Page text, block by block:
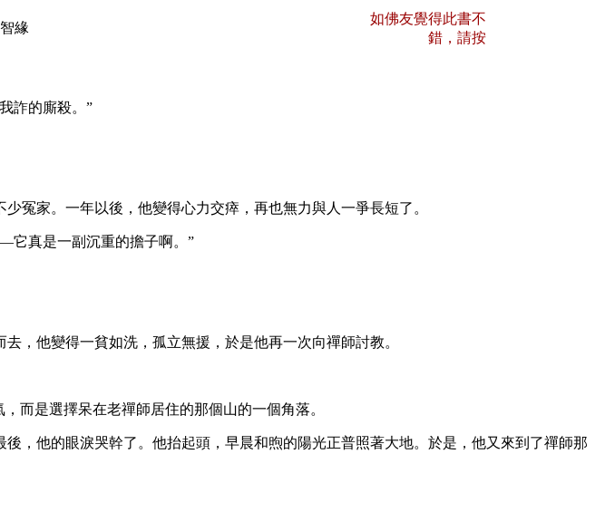
緣
如佛友覺得此書不
錯，請按
詐的廝殺。”
家。一年以後，他變得心力交瘁，再也無力與人一爭長短了。
真是一副沉重的擔子啊。”
他變得一貧如洗，孤立無援，於是他再一次向禪師討教。
是選擇呆在老禪師居住的那個山的一個角落。
他的眼淚哭幹了。他抬起頭，早晨和煦的陽光正普照著大地。於是，他又來到了禪師那